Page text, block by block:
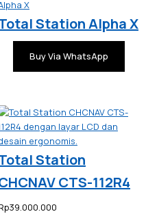
Station Alpha X
Buy Via WhatsApp
Station
CTS-112R4
39.000.000